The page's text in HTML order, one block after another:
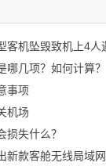
客机坠毁致机上4人
几项？如何计算？
事项
机场
失什么？
新款客舱无线局域